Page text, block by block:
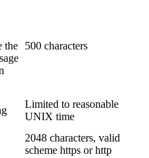
the
500 characters
Limited to reasonable
UNIX time
2048 characters, valid
scheme https or http